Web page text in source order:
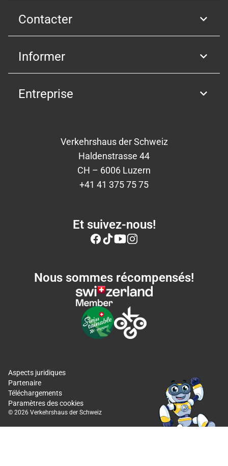
Contacter
Informer
Entreprise
Verkehrshaus der Schweiz
Haldenstrasse 44
CH – 6006 Luzern
+41 41 375 75 75
Et suivez-nous!
Nous sommes récompensés!
Aspects juridiques
Partenaire
Téléchargements
Paramètres des cookies
© 2026 Verkehrshaus der Schweiz